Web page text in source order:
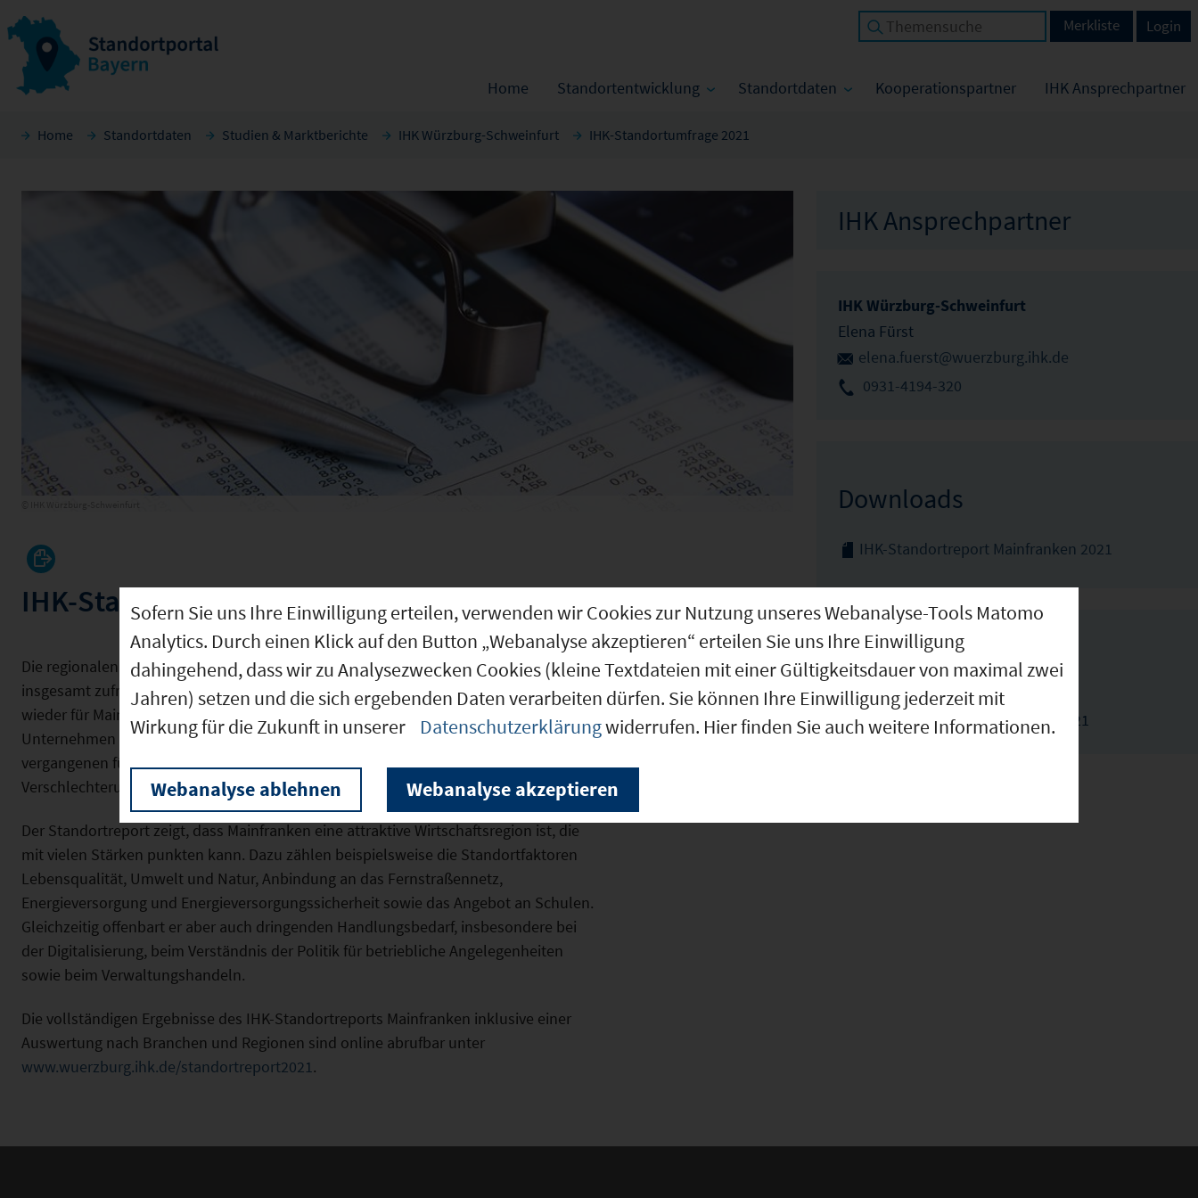
Home Standortentwicklung Standortdaten Kooperationspartner IHK Ansprechpartner
Login
Merkliste
Home Standortdaten Studien & Marktberichte IHK Würzburg-Schweinfurt IHK-Standortumfrage 2021
IHK-Standortumfrage 2021
Die regionalen Unternehmen sind mit dem Wirtschaftsstandort Mainfranken
insgesamt zufrieden - sie geben die Durchschnittsnote 2,4. Ein Großteil würde sich
wieder für Mainfranken als Unternehmensstandort entscheiden. Jedes dritte
Unternehmen findet, dass sich die Qualität des Standorts Mainfranken in den
vergangenen fünf Jahren verbessert hat, nur ein Sechstel beklagen eine
Verschlechterung.
Der Standortreport zeigt, dass Mainfranken eine attraktive Wirtschaftsregion ist, die
mit vielen Stärken punkten kann. Dazu zählen beispielsweise die Standortfaktoren
Lebensqualität, Umwelt und Natur, Anbindung an das Fernstraßennetz,
Energieversorgung und Energieversorgungssicherheit sowie das Angebot an Schulen.
Gleichzeitig offenbart er aber auch dringenden Handlungsbedarf, insbesondere bei
der Digitalisierung, beim Verständnis der Politik für betriebliche Angelegenheiten
sowie beim Verwaltungshandeln.
Die vollständigen Ergebnisse des IHK-Standortreports Mainfranken inklusive einer
Auswertung nach Branchen und Regionen sind online abrufbar unter
www.wuerzburg.ihk.de/standortreport2021.
IHK Ansprechpartner
IHK Würzburg-Schweinfurt
Elena Fürst
elena.fuerst@wuerzburg.ihk.de
0931-4194-320
Downloads
IHK-Standortreport Mainfranken 2021
Weiterführende Links
Unternehmensbefragung - IHK-
Standortreport Mainfranken 2021
Sofern Sie uns Ihre Einwilligung erteilen, verwenden wir Cookies zur Nutzung unseres Webanalyse-Tools Matomo
Analytics. Durch einen Klick auf den Button „Webanalyse akzeptieren“ erteilen Sie uns Ihre Einwilligung
dahingehend, dass wir zu Analysezwecken Cookies (kleine Textdateien mit einer Gültigkeitsdauer von maximal zwei
Jahren) setzen und die sich ergebenden Daten verarbeiten dürfen. Sie können Ihre Einwilligung jederzeit mit
Wirkung für die Zukunft in unserer
Datenschutzerklärungwiderrufen. Hier finden Sie auch weitere Informationen.
Webanalyse ablehnen Webanalyse akzeptieren